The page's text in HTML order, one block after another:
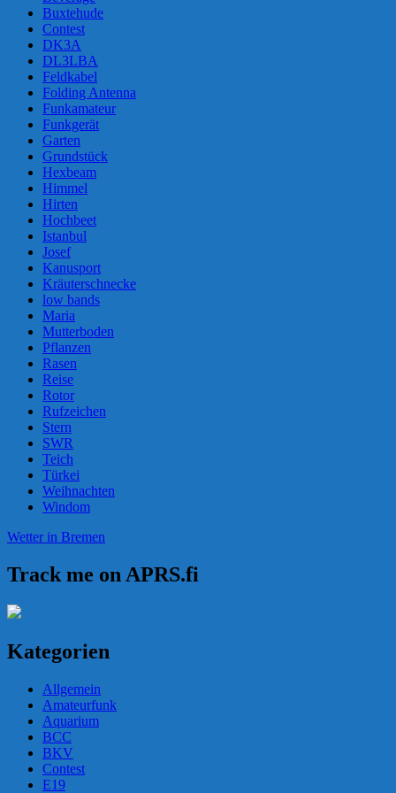
Buxtehude
Contest
DK3A
DL3LBA
Feldkabel
Folding Antenna
Funkamateur
Funkgerät
Garten
Grundstück
Hexbeam
Himmel
Hirten
Hochbeet
Istanbul
Josef
Kanusport
Kräuterschnecke
low bands
Maria
Mutterboden
Pflanzen
Rasen
Reise
Rotor
Rufzeichen
Stern
SWR
Teich
Türkei
Weihnachten
Windom
Wetter in Bremen
Track me on APRS.fi
Kategorien
Allgemein
Amateurfunk
Aquarium
BCC
BKV
Contest
E19